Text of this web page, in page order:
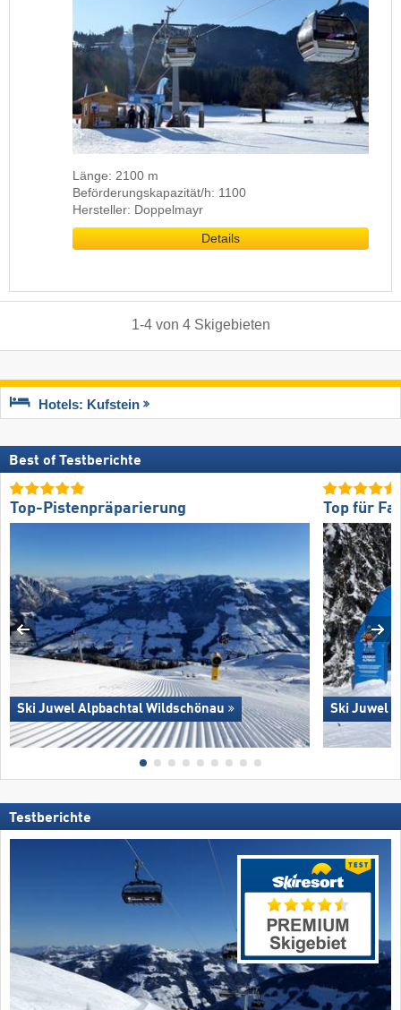
Länge: 2100 m
Beförderungskapazität/h: 1100
Hersteller: Doppelmayr
Details
1-4von 4 Skigebieten
Hotels: Kufstein
Best of Testberichte
Top-Pistenpräparierung
Ski Juwel Alpbachtal Wildschönau
Top für
Ski Juwel
Testberichte